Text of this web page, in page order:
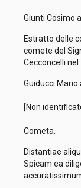
Giunti Cosimo
Estratto delle
comete del
Cecconcelli nel
Guiducci Mario
[Non
Cometa.
Distantiae
Spicam ea